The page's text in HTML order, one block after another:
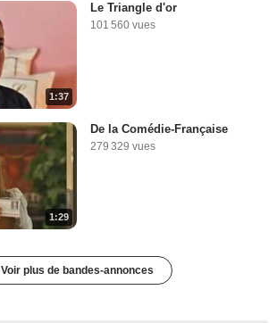
1:37
Le Triangle d'or
101 560 vues
1:29
De la Comédie-Française
279 329 vues
Voir plus de bandes-annonces